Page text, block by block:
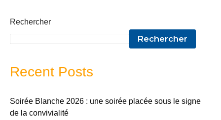
Rechercher
Rechercher
Recent Posts
Soirée Blanche 2026 : une soirée placée sous le signe
de la convivialité